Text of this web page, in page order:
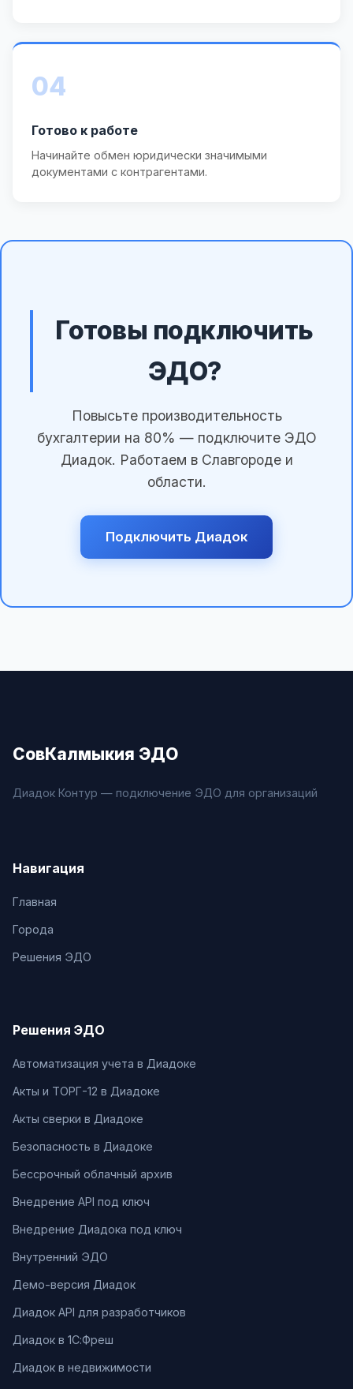
04
Готово к работе
Начинайте обмен юридически значимыми
документами с контрагентами.
Готовы подключить
ЭДО?
Повысьте производительность
бухгалтерии на 80% — подключите ЭДО
Диадок. Работаем в Славгороде и
области.
Подключить Диадок
СовКалмыкия ЭДО
Диадок Контур — подключение ЭДО для организаций
Навигация
Главная
Города
Решения ЭДО
Решения ЭДО
Автоматизация учета в Диадоке
Акты и ТОРГ-12 в Диадоке
Акты сверки в Диадоке
Безопасность в Диадоке
Бессрочный облачный архив
Внедрение API под ключ
Внедрение Диадока под ключ
Внутренний ЭДО
Демо-версия Диадок
Диадок API для разработчиков
Диадок в 1С:Фреш
Диадок в недвижимости